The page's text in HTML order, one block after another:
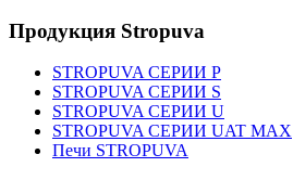
Продукция Stropuva
STROPUVA СЕРИИ P
STROPUVA СЕРИИ S
STROPUVA СЕРИИ U
STROPUVA СЕРИИ UAT MAX
Печи STROPUVA